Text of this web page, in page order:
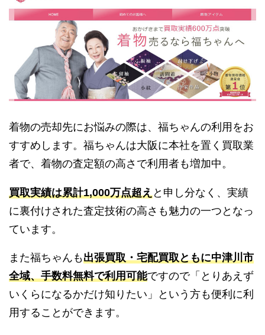
着物の売却先にお悩みの際は、福ちゃんの利用をお
すすめします。福ちゃんは大阪に本社を置く買取業
者で、着物の査定額の高さで利用者も増加中。
買取実績は累計1,000万点超えと申し分なく、実績
に裏付けされた査定技術の高さも魅力の一つとなっ
ています。
また福ちゃんも出張買取・宅配買取ともに中津川市
全域、手数料無料で利用可能ですので「とりあえず
いくらになるかだけ知りたい」という方も便利に利
用することができます。